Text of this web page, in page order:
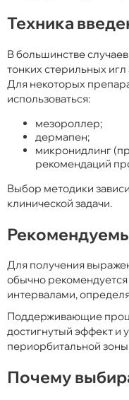
Техника
В большинстве
тонких стерильных игл
Для некоторых
использоваться:
мезороллер;
дермапен;
микронидлинг
рекомендаций
Выбор методики
клинической задачи.
Для получения
обычно рекомендуется
интервалами,
Поддерживающие
достигнутый эффект и
периорбитальной
Почему